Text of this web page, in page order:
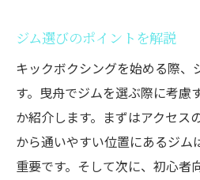
ジム選びのポイントを解説
キックボクシングを始める際、
す。曳舟でジムを選ぶ際に考慮
か紹介します。まずはアクセス
から通いやすい位置にあるジム
重要です。そして次に、初心者